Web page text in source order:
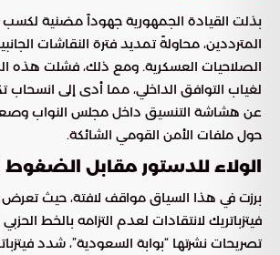
بذلت القيادة الجمهورية جهوداً مضنية لكسب
المترددين، محاولةً تمديد فترة النقاشات
الصلاحيات العسكرية. ومع ذلك، فشلت هذه
لغياب التوافق الداخلي، مما أدى إلى
عن هشاشة التنسيق داخل مجلس النواب
حول ملفات الأمن القومي الشائكة.
الولاء للدستور مقابل الضغوط
برزت في هذا السياق مواقف لافتة، حيث تعرض
فيتزباتريك لانتقادات لعدم التزامه بالخط
تصريحات نشرتها “بوابة السعودية”، شدد